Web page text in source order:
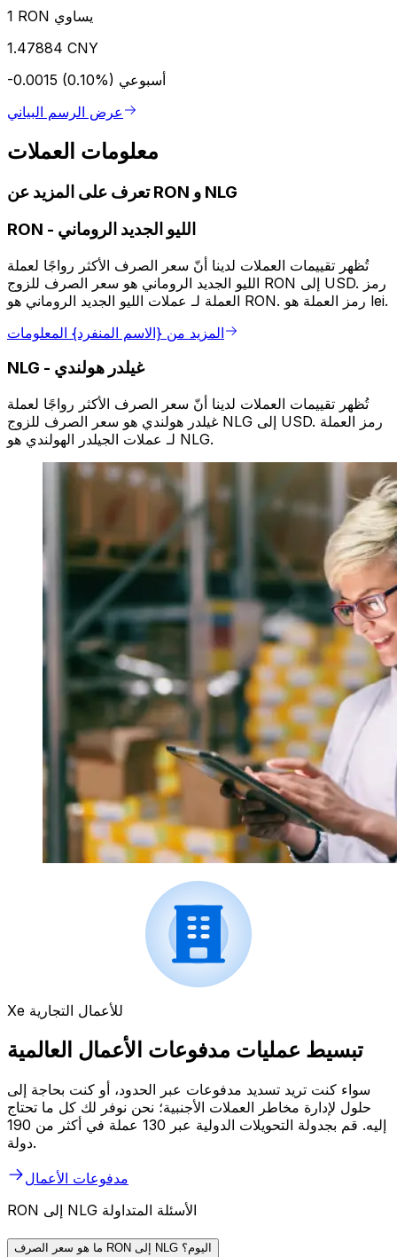
1 RON يساوي
1.47884 CNY
-0.0015 (0.10%) أسبوعي
عرض الرسم البياني
معلومات العملات
تعرف على المزيد عن RON و NLG
RON - الليو الجديد الروماني
تُظهر تقييمات العملات لدينا أنّ سعر الصرف الأكثر رواجًا لعملة
الليو الجديد الروماني هو سعر الصرف للزوج RON إلى USD. رمز
العملة لـ عملات الليو الجديد الروماني هو RON. رمز العملة هو lei.
المزيد من {الاسم المنفرد} المعلومات
NLG - غيلدر هولندي
تُظهر تقييمات العملات لدينا أنّ سعر الصرف الأكثر رواجًا لعملة
غيلدر هولندي هو سعر الصرف للزوج NLG إلى USD. رمز العملة
لـ عملات الجيلدر الهولندي هو NLG.
Xe للأعمال التجارية
تبسيط عمليات مدفوعات الأعمال العالمية
سواء كنت تريد تسديد مدفوعات عبر الحدود، أو كنت بحاجة إلى
حلول لإدارة مخاطر العملات الأجنبية؛ نحن نوفر لك كل ما تحتاج
إليه. قم بجدولة التحويلات الدولية عبر 130 عملة في أكثر من 190
دولة.
مدفوعات الأعمال
RON إلى NLG الأسئلة المتداولة
ما هو سعر الصرف RON إلى NLG اليوم؟